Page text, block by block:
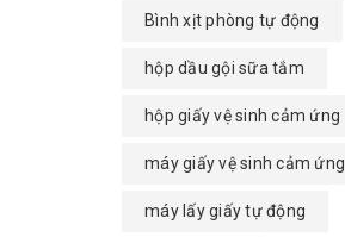
Bình xịt phòng tự động
hộp dầu gội sữa tắm
hộp giấy vệ sinh cảm ứng
máy giấy vệ sinh cảm ứng
máy lấy giấy tự động